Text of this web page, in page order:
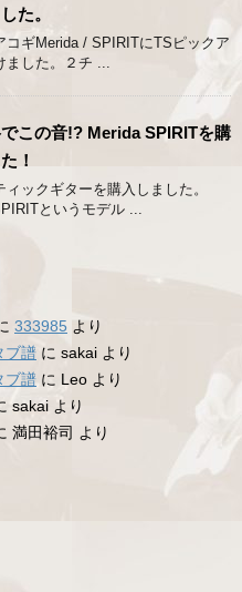
た。
コギMerida / SPIRITにTSピックア
ました。２チ ...
この音!? Merida SPIRITを購
！
ィックギターを購入しました。
というモデル ...
333985 より
ブ譜 に sakai より
ブ譜 に Leo より
sakai より
満田裕司 より